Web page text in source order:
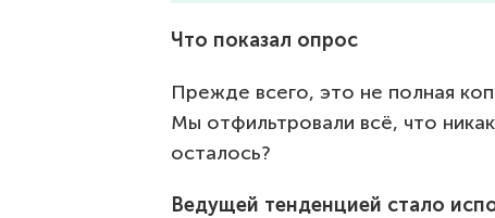
Что показал опрос
Прежде всего, это не полная
Мы отфильтровали всё, что
осталось?
Ведущей тенденцией стало